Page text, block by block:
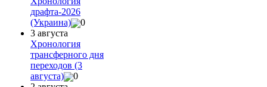
драфта-2026
(Украина)
0
3 августа
Хронология
трансферного дня
переходов (3
августа)
0